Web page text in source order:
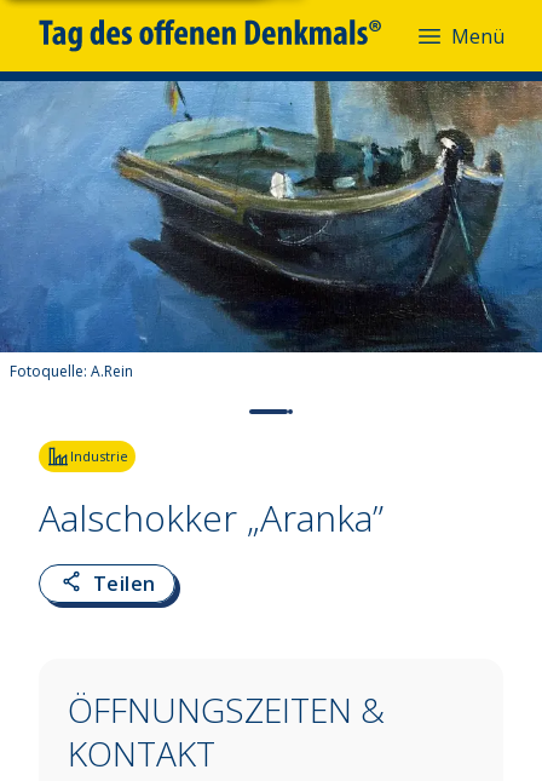
Menü
Fotoquelle: A.Rein
Industrie
Aalschokker „Aranka”
Teilen
ÖFFNUNGSZEITEN &
KONTAKT